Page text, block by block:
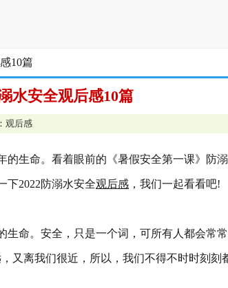
10篇
水安全观后感10篇
观后感
生命。看着眼前的《暑假安全第一课》防
下2022防溺水安全观后感 ，我们一起看看吧!
命。安全，只是一个词，可所有人都会常
又离我们很近，所以，我们不得不时时刻刻